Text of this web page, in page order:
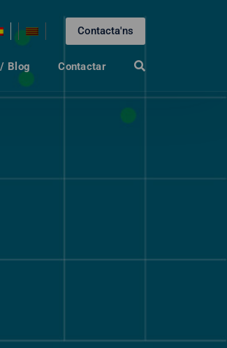
Contacta'ns
Blog Contactar